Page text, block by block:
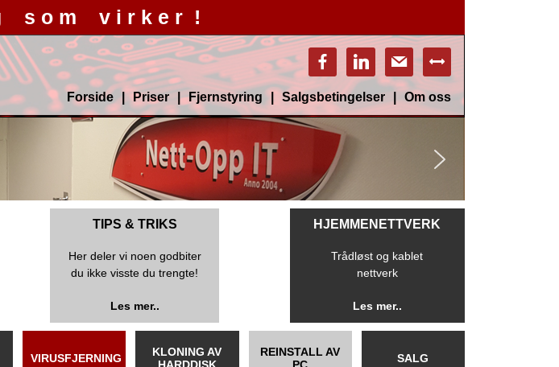
s o m v i r k e r !
facebooklinkedin mail
arrows-
h
Forside
Priser Fjernstyring Salgsbetingelser Om oss
TIPS & TRIKS
Her deler vi noen godbiter
du ikke visste du trengte!
Les mer..
HJEMMENETTVERK
Trådløst og kablet
nettverk
Les mer..
VIRUSFJERNING
KLONING AV
REINSTALL AV
SALG